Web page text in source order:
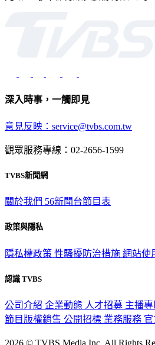
深入時事，一觸即見
意見反映：service@tvbs.com.tw
觀眾服務專線：02-2656-1599
TVBS新聞網
關於我們 56新聞台節目表
政策與隱私
隱私權政策 性騷擾防治措施 網站使
認識 TVBS
公司介紹 企業動態 人才招募 主播專
節目版權銷售 公開招標 業務服務
2026 © TVBS Media Inc. All Rights